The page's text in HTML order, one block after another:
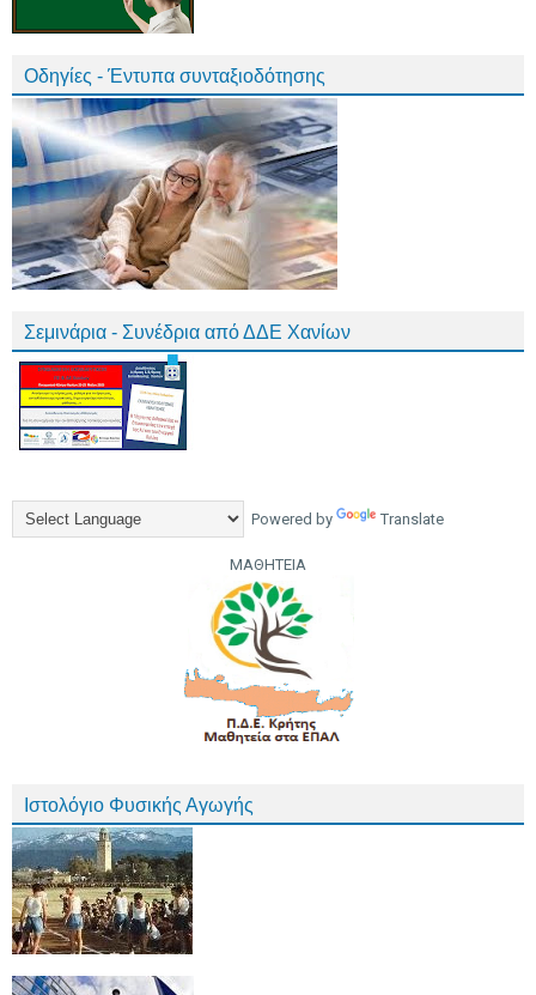
Οδηγίες - Έντυπα συνταξιοδότησης
Σεμινάρια - Συνέδρια από ΔΔΕ Χανίων
Powered by Translate
ΜΑΘΗΤΕΙΑ
Ιστολόγιο Φυσικής Αγωγής